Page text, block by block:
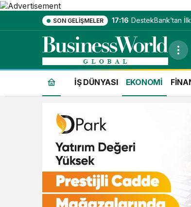
SON GELIŞMELER 17:16 DestekBank’tan İlk
Güçlü Kâr Artışı
İŞ DÜNYASI EKONOMİ